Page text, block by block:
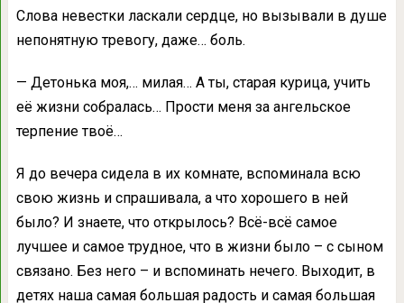
Слова невестки ласкали сердце, но вызывали в душе
непонятную тревогу, даже… боль.
— Детонька моя,… милая… А ты, старая курица, учить
её жизни собралась… Прости меня за ангельское
терпение твоё…
Я до вечера сидела в их комнате, вспоминала всю
свою жизнь и спрашивала, а что хорошего в ней
было? И знаете, что открылось? Всё-всё самое
лучшее и самое трудное, что в жизни было – с сыном
связано. Без него – и вспоминать нечего. Выходит, в
детях наша самая большая радость и самая большая